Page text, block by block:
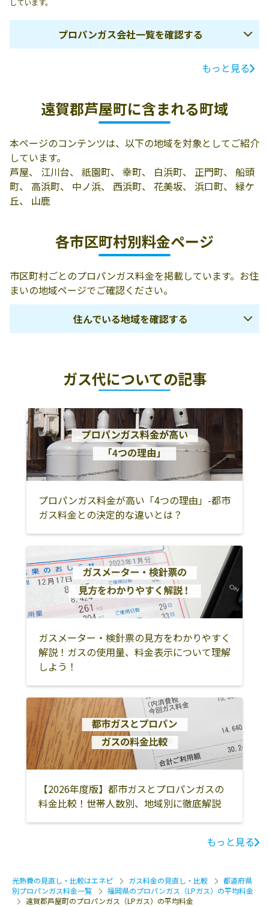
しています。
プロパンガス会社一覧を確認する
電話番号
門町6-11
油店
頭町4-11
有限会社坂口商
店
642-0023 遠賀郡
芦屋町船頭町9-
093-223-0128
もっと見る
遠賀郡芦屋町に含まれる町域
本ページのコンテンツは、以下の地域を対象としてご紹介
しています。
芦屋、 江川台、 祇園町、 幸町、 白浜町、 正門町、 船頭
町、 高浜町、 中ノ浜、 西浜町、 花美坂、 浜口町、 緑ケ
丘、 山鹿
各市区町村別料金ページ
市区町村ごとのプロパンガス料金を掲載しています。お住
まいの地域ページでご確認ください。
住んでいる地域を確認する
春日市
宗像市
糟屋郡篠栗町
糟屋郡志免町
糟屋郡新宮町
糟屋郡久山町
糟屋郡粕屋町
朝倉市
朝倉郡筑前町
朝倉郡東峰村
小郡市
久留米市
うきは市
三井郡大刀洗町
北九州市
中間市
遠賀郡水巻町
遠賀郡岡垣町
遠賀郡遠賀町
飯塚市
嘉麻市
直方市
嘉穂郡桂川町
鞍手郡小竹町
鞍手郡鞍手町
田川市
田川郡香春町
田川郡添田町
田川郡福智町
田川郡糸田町
田川郡川崎町
大川市
大牟田市
柳川市
三潴郡大木町
筑後市
八女市
八女郡広川町
行橋市
京都郡苅田町
京都郡みやこ町
築上郡吉富町
築上郡築上町
築上郡上毛町
みやま市
糸島市
那珂川市 糟屋郡須惠町
ガス代についての記事
プロパンガス料金が高い「4つの理由」-都市
ガス料金との決定的な違いとは？
ガスメーター・検針票の見方をわかりやすく
解説！ガスの使用量、料金表示について理解
しよう！
【2026年度版】都市ガスとプロパンガスの
料金比較！世帯人数別、地域別に徹底解説
もっと見る
光熱費の見直し・比較はエネピ ガス料金の見直し・比較
都道府県
別プロパンガス料金一覧
福岡県のプロパンガス（LPガス）の平均料金
遠賀郡芦屋町のプロパンガス（LPガス）の平均料金